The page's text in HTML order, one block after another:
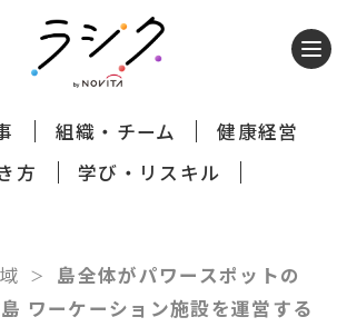
組織・チーム
健康経営
方
学び・リスキル
島全体がパワースポットの
ワーケーション施設を運営する